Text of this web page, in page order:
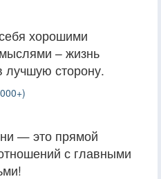
хорошими
– жизнь
лучшую сторону.
— это прямой
с главными